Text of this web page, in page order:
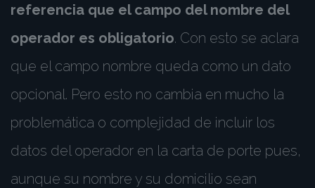
referencia que el campo del nombre del
operador es obligatorio. Con esto se aclara
que el campo nombre queda como un dato
opcional. Pero esto no cambia en mucho la
problemática o complejidad de incluir los
datos del operador en la carta de porte pues,
aunque su nombre y su domicilio sean